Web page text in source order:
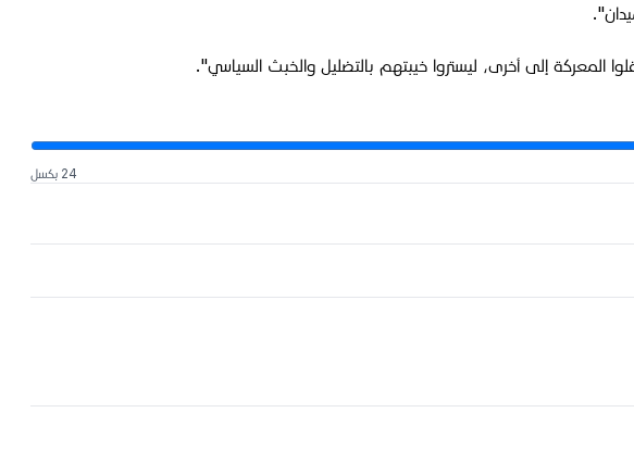
المعركة إلى أخرى، ليستروا خيبتهم بالتضليل والخبث السياسي".
24 بكسل